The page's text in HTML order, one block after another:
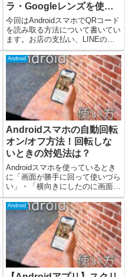
ラ・Googleレンズを使お
う
今回はAndroidスマホでQRコード
を読み取る方法について書いてい
ます。お店の支払い、LINEの友
だち追加、Wi-Fi接続などでQRコ
ードを読み取る場面はかなり増え
ました。しかし、Androidスマホ
を使っているとQRコードの読み
取り方が...
Android
Androidスマホの自動回転
オン/オフ方法！回転しな
いときの対処法は？
Androidスマホを使っているとき
に「画面が勝手に回って使いづら
い」・「横向きにしたのに画面が
回らない」といったことを感じた
ことがあるかと思います。こんな
ときは「自動回転（画面の向
き）」をオン・オフできる機能を
使うと良いです。簡単な操作で...
Android